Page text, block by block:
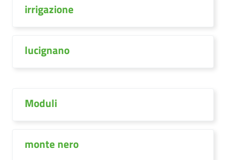
irrigazione
lucignano
Moduli
monte nero